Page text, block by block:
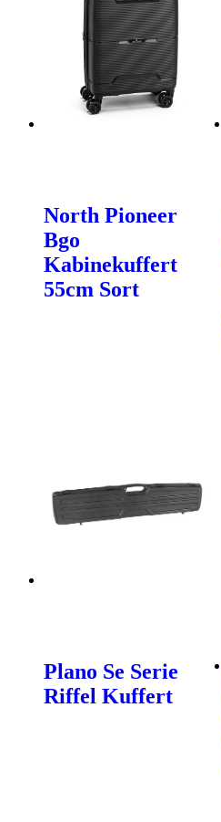
North Pioneer
Bgo
Kabinekuffert
55cm Sort
Plano Se Serie
Riffel Kuffert